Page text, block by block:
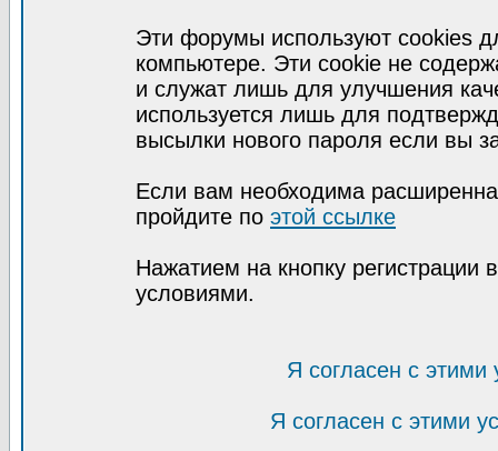
Эти форумы используют cookies
компьютере. Эти cookie не
и служат лишь для улучшения
используется лишь для
высылки нового пароля если вы
Если вам необходима
пройдите по этой ссылке
Нажатием на кнопку регистрации
условиями.
Я согласен с
Я согласен с этими